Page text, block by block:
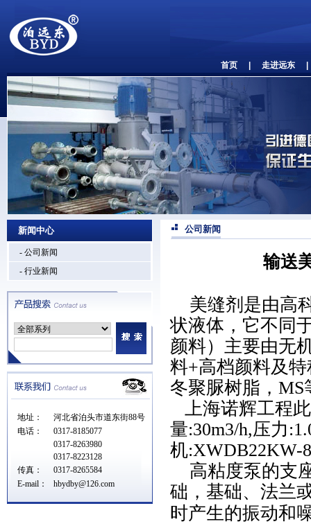
首页 走进远东
新闻中心
- 公司新闻
- 行业新闻
地址：
河北省泊头市道东街88号
电话：
0317-8185077
0317-8263980
0317-8223128
传真：
0317-8265584
E-mail：
hbydby@126.com
公司新闻
输送
美缝剂是由高
状液体，它不同
颜料）主要由无
料+高档颜料及
冬聚脲树脂，MS
上海诺辉工程
量:30m3/h,压力
机:XWDB22KW-
高粘度泵的支
础，基础、法兰
时产生的振动和